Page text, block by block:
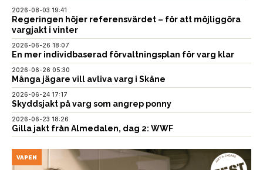
2026-08-03 19:41
Regeringen höjer referensvärdet – för att möjliggöra
vargjakt i vinter
2026-06-26 18:07
En mer individbaserad förvaltningsplan för varg klar
2026-06-26 05:30
Många jägare vill avliva varg i Skåne
2026-06-24 17:17
Skyddsjakt på varg som angrep ponny
2026-06-23 18:26
Gilla jakt från Almedalen, dag 2: WWF
VAPEN